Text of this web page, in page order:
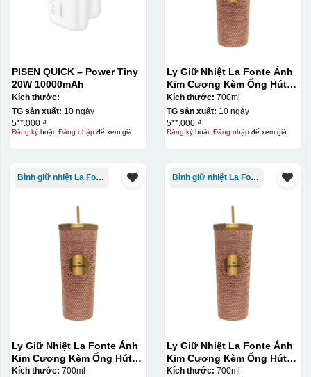
PISEN QUICK – Power Tiny
20W 10000mAh
Kích thước:
TG sản xuất: 10 ngày
5**.000 ₫
Đăng kýhoặc Đăng nhậpđể xem giá
Ly Giữ Nhiệt La Fonte Ánh
Kim Cương Kèm Ống Hút-
700 ml-014687-GOL
Kích thước: 700ml
TG sản xuất: 10 ngày
5**.000 ₫
Đăng kýhoặc Đăng nhậpđể xem giá
Bình giữ nhiệt La Fonte
Ly Giữ Nhiệt La Fonte Ánh
Kim Cương Kèm Ống Hút-
700 ml-014687-GOL
Kích thước: 700ml
Bình giữ nhiệt La Fonte
Ly Giữ Nhiệt La Fonte Ánh
Kim Cương Kèm Ống Hút-
700 ml-014687-GOL
Kích thước: 700ml